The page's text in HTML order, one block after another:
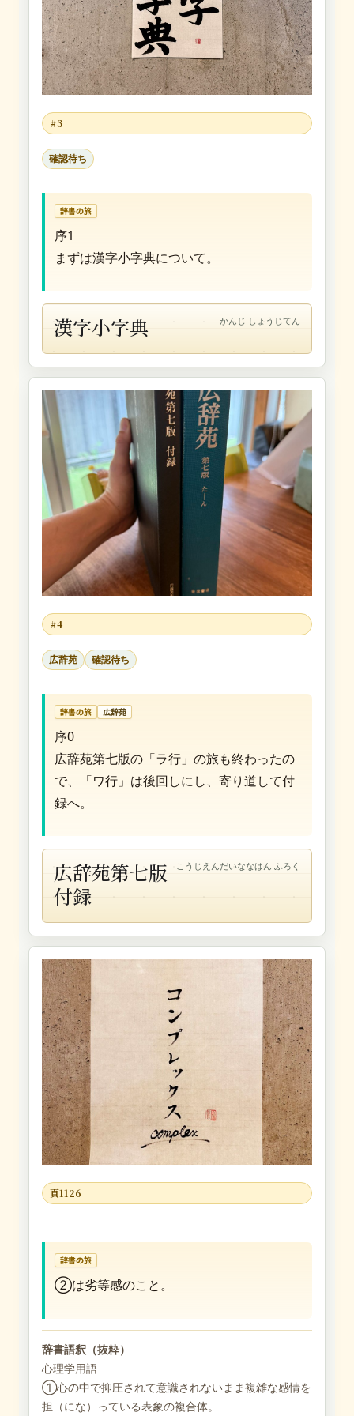
#3
確認待ち
辞書の旅
序1
まずは漢字小字典について。
漢字小字典 かんじ しょうじてん
#4
広辞苑 確認待ち
辞書の旅 広辞苑
序0
広辞苑第七版の「ラ行」の旅も終わったの
で、「ワ行」は後回しにし、寄り道して付
録へ。
広辞苑第七版
付録
こうじえんだいななはん ふろく
頁1126
辞書の旅
②は劣等感のこと。
辞書語釈（抜粋）
心理学用語
①心の中で抑圧されて意識されないまま複雑な感情を
担（にな）っている表象の複合体。